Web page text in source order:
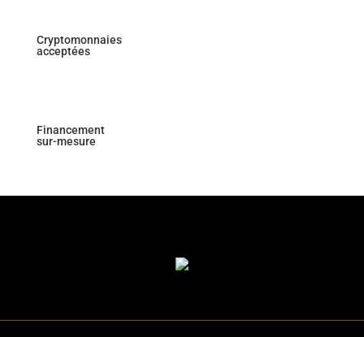
Cryptomonnaies
acceptées
Financement
sur-mesure